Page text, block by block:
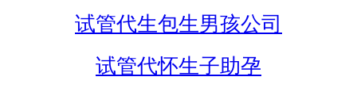
试管代生包生男孩公司
试管代怀生子助孕